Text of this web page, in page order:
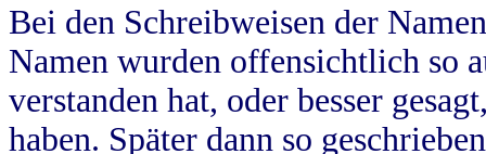
Bei den Schreibweisen der
Namen wurden offensichtlich so
verstanden hat, oder besser
haben. Später dann so